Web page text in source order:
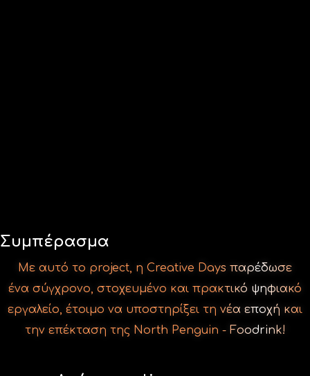
Με αυτό το project, η Creative Days παρέδωσε
ένα σύγχρονο, στοχευμένο και πρακτικό ψηφιακό
εργαλείο, έτοιμο να υποστηρίξει τη νέα εποχή και
την επέκταση της North Penguin - Foodrink!